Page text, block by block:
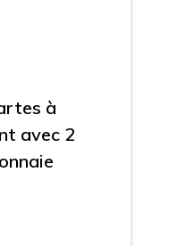
à
avec 2